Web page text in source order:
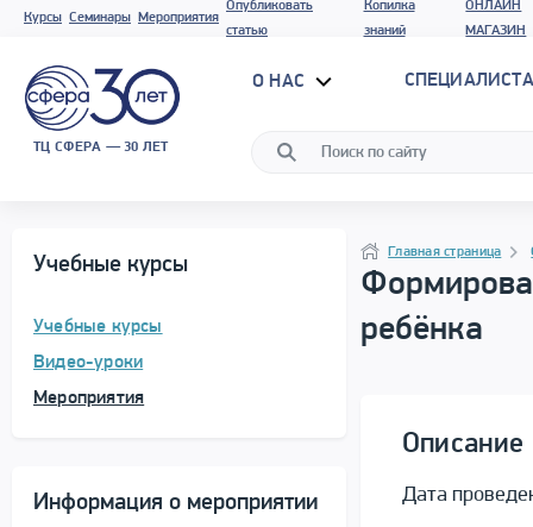
Курсы Семинары Мероприятия
Опубликовать
статью
Копилка
знаний
ОНЛАЙН
МАГАЗИН
ТЦ СФЕРА — 30 ЛЕТ
О НАС
Учебные курсы
Учебные курсы
Видео-уроки
Мероприятия
Информация о мероприятии
НавигацияГлавная страница
ребёнка
Описание
Дата